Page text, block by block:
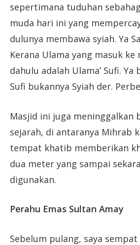
sepertimana tuduhan
muda hari ini yang
dulunya membawa syiah. Ya
Kerana Ulama yang masuk ke
dahulu adalah Ulama’ Sufi. Ya
Sufi bukannya Syiah der.
Masjid ini juga meninggalkan
sejarah, di antaranya Mihrab
tempat khatib memberikan
dua meter yang sampai
digunakan.
Perahu Emas Sultan Amay
Sebelum pulang, saya